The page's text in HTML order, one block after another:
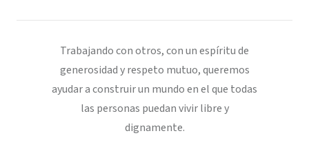
Trabajando con otros, con un espíritu de
generosidad y respeto mutuo, queremos
ayudar a construir un mundo en el que todas
las personas puedan vivir libre y
dignamente.